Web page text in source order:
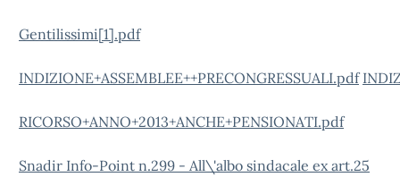
Gentilissimi[1].pdf
INDIZIONE+ASSEMBLEE++PRECONGRESSUALI.pdf
RICORSO+ANNO+2013+ANCHE+PENSIONATI.pdf
Snadir Info-Point n.299 - All\'albo sindacale ex art.25